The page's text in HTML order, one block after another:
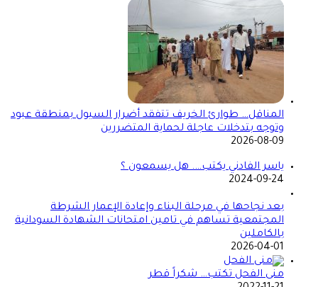
المناقل… طوارئ الخريف تتفقد أضرار السيول بمنطقة عبود
وتوجه بتدخلات عاجلة لحماية المتضررين
2026-08-09
ياسر الفادني يكتب…. هل يسمعون ؟
2024-09-24
بعد نجاحها في مرحلة البناء وإعادة الإعمار الشرطة
المجتمعية تساهم في تامين امتحانات الشهادة السودانية
بالكاملين
2026-04-01
منى الفحل تكتب… شكراً قطر